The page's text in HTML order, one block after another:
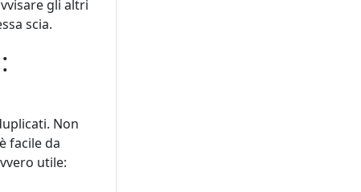
gli altri
scia.
Non
facile da
utile: